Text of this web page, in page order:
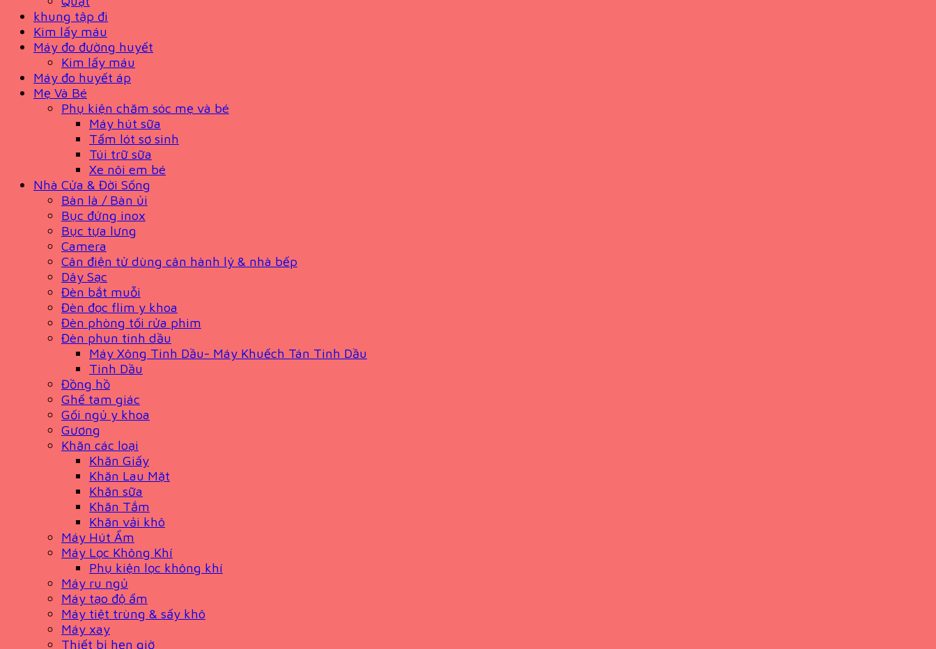
khung tập đi
Kim lấy máu
Máy đo đường huyết
Kim lấy máu
Máy đo huyết áp
Mẹ Và Bé
Phụ kiện chăm sóc mẹ và bé
Máy hút sữa
Tấm lót sơ sinh
Túi trữ sữa
Xe nôi em bé
Nhà Cửa & Đời Sống
Bàn là / Bàn ủi
Bục đứng inox
Bục tựa lưng
Camera
Cân điện tử dùng cân hành lý & nhà bếp
Dây Sạc
Đèn bắt muỗi
Đèn đọc flim y khoa
Đèn phòng tối rửa phim
Đèn phun tinh dầu
Máy Xông Tinh Dầu- Máy Khuếch Tán Tinh Dầu
Tinh Dầu
Đồng hồ
Ghế tam giác
Gối ngủ y khoa
Gương
Khăn các loại
Khăn Giấy
Khăn Lau Mặt
Khăn sữa
Khăn Tắm
Khăn vải khô
Máy Hút Ẩm
Máy Lọc Không Khí
Phụ kiện lọc không khí
Máy ru ngủ
Máy tạo độ ẩm
Máy tiệt trùng & sấy khô
Máy xay
Thiết bị hẹn giờ